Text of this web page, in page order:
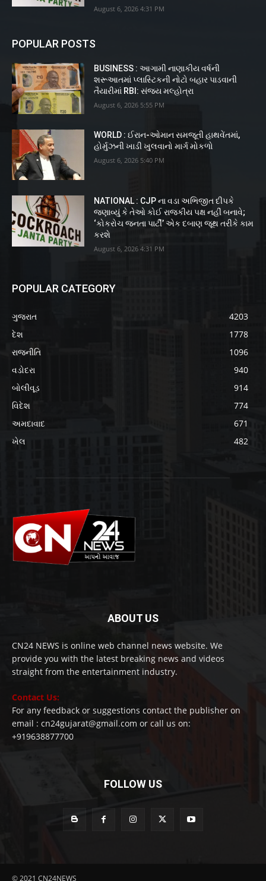
August 6, 2026 4:31 PM
POPULAR POSTS
BUSINESS : આગામી નાણાકીય વર્ષની
શરૂઆતમાં પ્લાસ્ટિકની નોટો બહાર પાડવાની
તૈયારીમાં RBI: સંજય મલ્હોત્રા
August 6, 2026 5:55 PM
WORLD : ઈરાન-ઓમાન સમજૂતી હાથવેંતમાં,
હોર્મુઝની ખાડી ખુલવાનો માર્ગ મોકળો
August 6, 2026 5:40 PM
NATIONAL : CJP ના વડા અભિજીત દીપકે
જણાવ્યું કે તેઓ કોઈ રાજકીય પક્ષ નહીં બનાવે;
‘કોકરોચ જનતા પાર્ટી’ એક દબાણ જૂથ તરીકે કામ
કરશે
August 6, 2026 4:31 PM
POPULAR CATEGORY
ગુજરાત
4203
દેશ
1778
રાજનીતિ
1096
વડોદરા
940
બોલીવૂડ
914
વિદેશ
774
અમદાવાદ
671
ખેલ
482
ABOUT US
CN24 NEWS is online web channel news website. We
provide you with the latest breaking news and videos
straight from the entertainment industry.
Contact Us:
For any feedback or suggestions contact the publisher on
email : cn24gujarat@gmail.com or call us on:
+919638877700
FOLLOW US
© 2021 CN24NEWS